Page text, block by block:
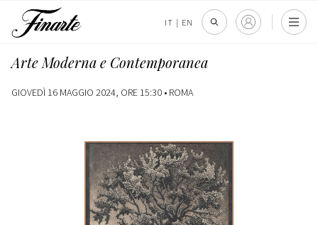
IT | EN
Arte Moderna e Contemporanea
GIOVEDÌ 16 MAGGIO 2024, ORE 15:30 • ROMA